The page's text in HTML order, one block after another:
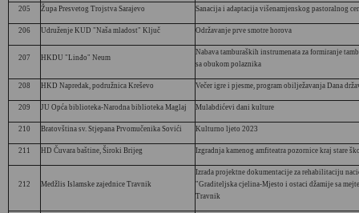
205 Župa Presvetog Trojstva Sarajevo Sanacija i adaptacija višenamjenskog pastoralnog
206 Udruženje KUD "Naša mladost" Ključ Održavanje prve smotre horova
207 HKDU "Linđo" Neum
Nabava tamburaških instrumenata za formiranje
sa obukom polaznika
208 HKD Napredak, podružnica Kreševo Večer igre i pjesme, program obilježavanja Dana
209 JU Opća biblioteka-Narodna biblioteka Maglaj Mulabdićevi dani kulture
210 Bratovština sv. Stjepana Prvomučenika Sovići Kulturno ljeto 2023
211 HD Čuvara baštine, Široki Brijeg Izgradnja kamenog amfiteatra pozornice kraj stare
212 Medžlis Islamske zajednice Travnik
Izrada projektne dokumentacije za rehabilitaciju
"Graditeljska cjelina-Mjesto i ostaci džamije sa
Travnik